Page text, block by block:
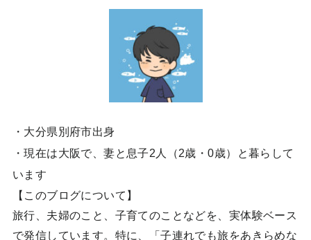
・大分県別府市出身
・現在は大阪で、妻と息子2人（2歳・0歳）と暮らして
います
【このブログについて】
旅行、夫婦のこと、子育てのことなどを、実体験ベース
で発信しています。特に、「子連れでも旅をあきらめな